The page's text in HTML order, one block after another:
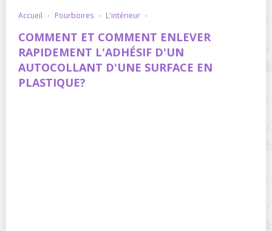
accueil · pourboires · l'intérieur ·
COMMENT ET COMMENT ENLEVER
RAPIDEMENT L'ADHÉSIF D'UN
AUTOCOLLANT D'UNE SURFACE EN
PLASTIQUE?